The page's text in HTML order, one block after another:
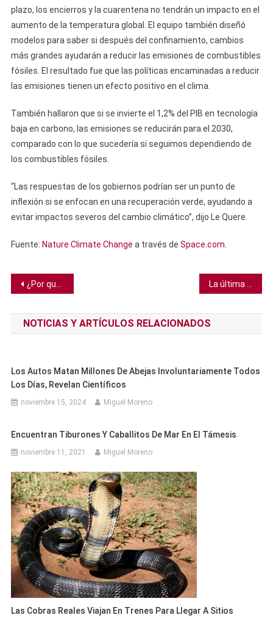
plazo, los encierros y la cuarentena no tendrán un impacto en el
aumento de la temperatura global. El equipo también diseñó
modelos para saber si después del confinamiento, cambios
más grandes ayudarán a reducir las emisiones de combustibles
fósiles. El resultado fue que las políticas encaminadas a reducir
las emisiones tienen un efecto positivo en el clima.
También hallaron que si se invierte el 1,2% del PIB en tecnología
baja en carbono, las emisiones se reducirán para el 2030,
comparado con lo que sucedería si seguimos dependiendo de
los combustibles fósiles.
“Las respuestas de los gobiernos podrían ser un punto de
inflexión si se enfocan en una recuperación verde, ayudando a
evitar impactos severos del cambio climático”, dijo Le Quere.
Fuente: Nature Climate Change a través de Space.com
Navegación
de
entradas
¿Por qué sólo el 10% de las personas son zurdas?
NOTICIAS Y ARTÍCULOS RELACIONADOS
Los Autos Matan Millones De Abejas Involuntariamente Todos
Los Días, Revelan Científicos
noviembre 15, 2024 Miguel Moreno
Encuentran Tiburones Y Caballitos De Mar En El Támesis
noviembre 11, 2021 Miguel Moreno
Las Cobras Reales Viajan En Trenes Para Llegar A Sitios